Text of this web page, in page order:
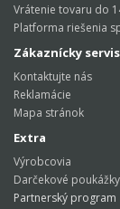
Vrátenie tovaru do
Platforma riešenia
Zákaznícky servis
Kontaktujte nás
Reklamácie
Mapa stránok
Extra
Výrobcovia
Darčekové poukážky
Partnerský program